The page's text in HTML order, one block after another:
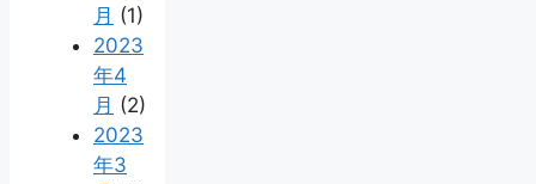
月 (1)
2023
年4
月 (2)
2023
年3